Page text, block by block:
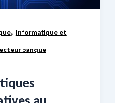
, Informatique et
banque